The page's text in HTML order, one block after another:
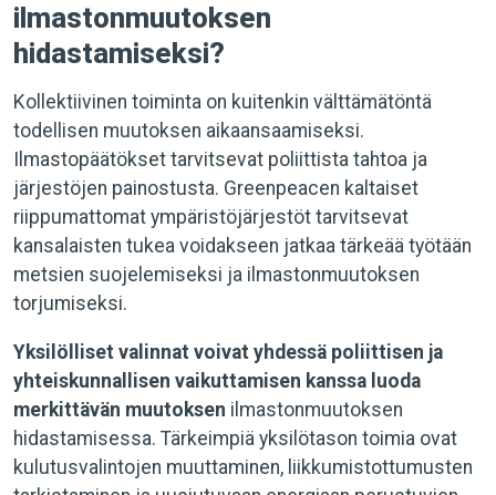
ilmastonmuutoksen
hidastamiseksi?
Kollektiivinen toiminta on kuitenkin välttämätöntä
todellisen muutoksen aikaansaamiseksi.
Ilmastopäätökset tarvitsevat poliittista tahtoa ja
järjestöjen painostusta. Greenpeacen kaltaiset
riippumattomat ympäristöjärjestöt tarvitsevat
kansalaisten tukea voidakseen jatkaa tärkeää työtään
metsien suojelemiseksi ja ilmastonmuutoksen
torjumiseksi.
Yksilölliset valinnat voivat yhdessä poliittisen ja
yhteiskunnallisen vaikuttamisen kanssa luoda
merkittävän muutoksen ilmastonmuutoksen
hidastamisessa. Tärkeimpiä yksilötason toimia ovat
kulutusvalintojen muuttaminen, liikkumistottumusten